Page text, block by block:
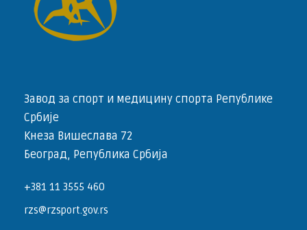
Завод за спорт и медицину спорта Републике
Србије
Кнеза Вишеслава 72
Београд, Република Србија
+381 11 3555 460
rzs@rzsport.gov.rs